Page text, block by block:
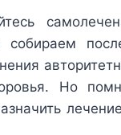
собираем
Но